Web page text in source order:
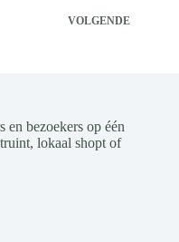
VOLGENDE
en bezoekers op één
lokaal shopt of